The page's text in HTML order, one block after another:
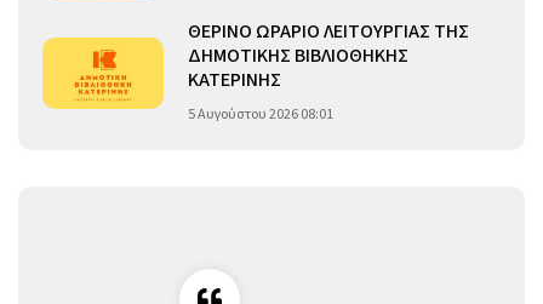
ΘΕΡΙΝΟ ΩΡΑΡΙΟ ΛΕΙΤΟΥΡΓΙΑΣ ΤΗΣ
ΔΗΜΟΤΙΚΗΣ ΒΙΒΛΙΟΘΗΚΗΣ
ΚΑΤΕΡΙΝΗΣ
5 Αυγούστου 2026 08:01